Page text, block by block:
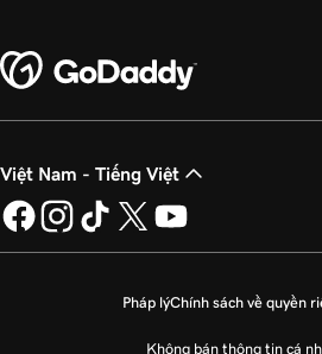
Việt Nam - Tiếng Việt
Pháp lýChính sách về quyền
Không bán thông tin cá